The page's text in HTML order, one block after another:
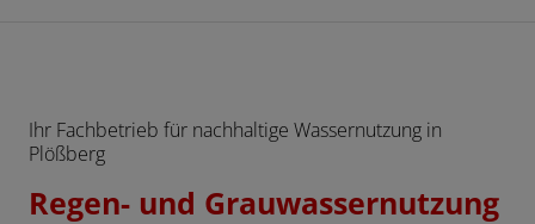
Ihr Fachbetrieb für nachhaltige Wassernutzung in
Plößberg
Regen- und Grauwassernutzung